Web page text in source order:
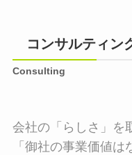
コンサルティン
Consulting
会社の「らしさ」を
「御社の事業価値